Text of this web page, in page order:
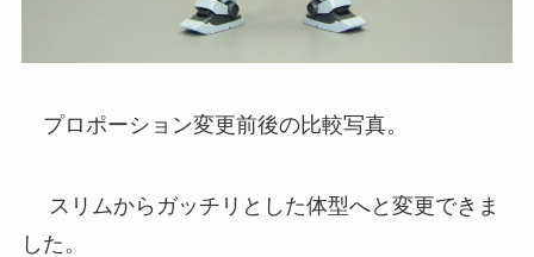
プロポーション変更前後の比較写真。
スリムからガッチリとした体型へと変更できま
した。